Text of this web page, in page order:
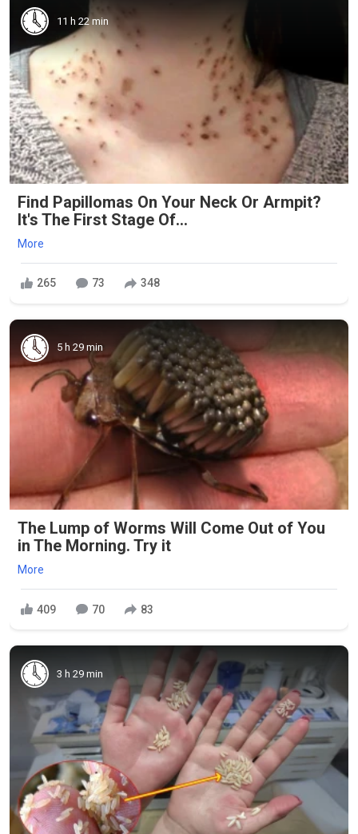
11 h 22 min
Find Papillomas On Your Neck Or Armpit?
It's The First Stage Of...
More
265 73 348
5 h 29 min
The Lump of Worms Will Come Out of You
in The Morning. Try it
More
409 70 83
3 h 29 min